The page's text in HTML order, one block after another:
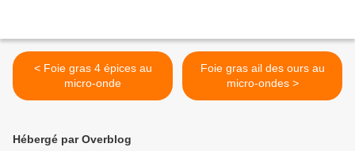
< Foie gras 4 épices au
micro-onde
Foie gras ail des ours au
micro-ondes >
Hébergé par Overblog